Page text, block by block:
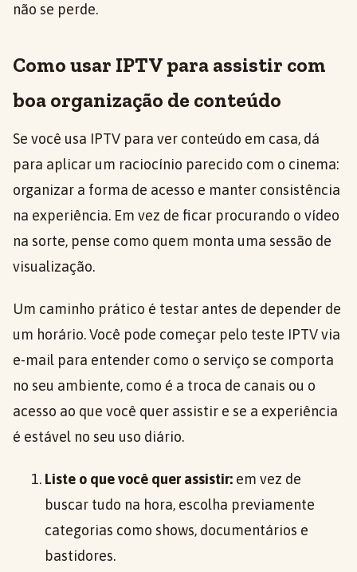
não se perde.
Como usar IPTV para assistir com
boa organização de conteúdo
Se você usa IPTV para ver conteúdo em casa, dá
para aplicar um raciocínio parecido com o cinema:
organizar a forma de acesso e manter consistência
na experiência. Em vez de ficar procurando o vídeo
na sorte, pense como quem monta uma sessão de
visualização.
Um caminho prático é testar antes de depender de
um horário. Você pode começar pelo teste IPTV via
e-mail para entender como o serviço se comporta
no seu ambiente, como é a troca de canais ou o
acesso ao que você quer assistir e se a experiência
é estável no seu uso diário.
Liste o que você quer assistir: em vez de
buscar tudo na hora, escolha previamente
categorias como shows, documentários e
bastidores.